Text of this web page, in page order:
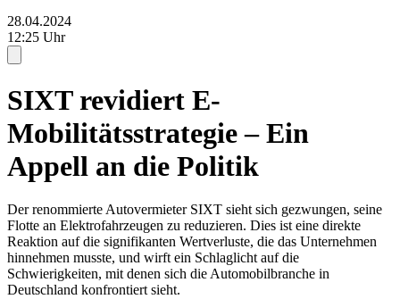
28.04.2024
12:25 Uhr
SIXT revidiert E-
Mobilitätsstrategie – Ein
Appell an die Politik
Der renommierte Autovermieter SIXT sieht sich gezwungen, seine
Flotte an Elektrofahrzeugen zu reduzieren. Dies ist eine direkte
Reaktion auf die signifikanten Wertverluste, die das Unternehmen
hinnehmen musste, und wirft ein Schlaglicht auf die
Schwierigkeiten, mit denen sich die Automobilbranche in
Deutschland konfrontiert sieht.